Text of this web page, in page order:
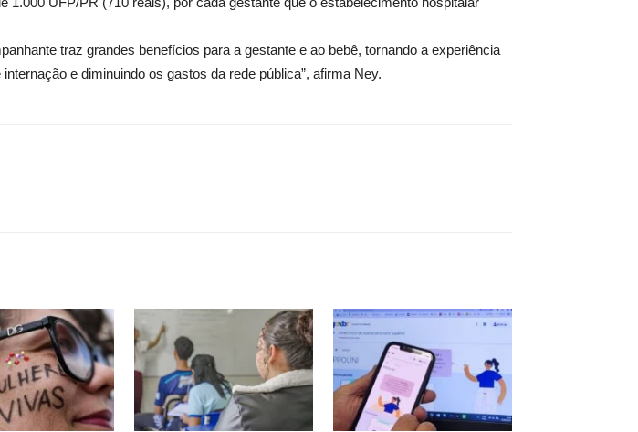
traz grandes benefícios para a gestante e ao bebê, tornando a experiência
e diminuindo os gastos da rede pública”, afirma Ney.